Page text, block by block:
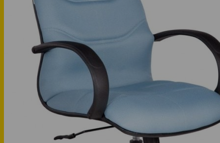
Sản phẩm
Văn phòng
Phòng khách
Phòng bếp
Phòng ngủ